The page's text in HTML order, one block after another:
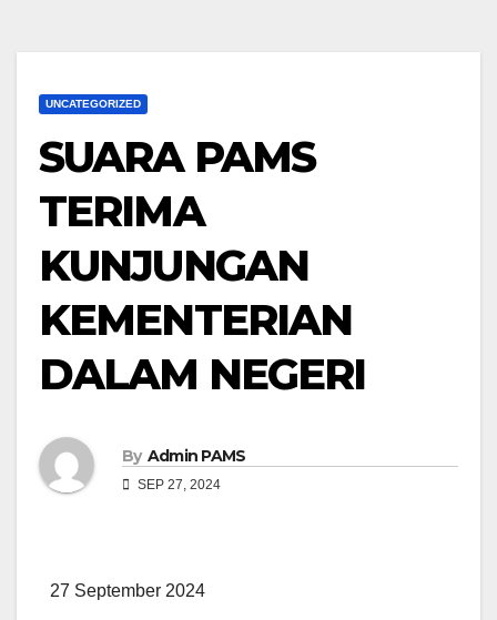
UNCATEGORIZED
SUARA PAMS
TERIMA
KUNJUNGAN
KEMENTERIAN
DALAM NEGERI
By Admin PAMS
SEP 27, 2024
27 September 2024